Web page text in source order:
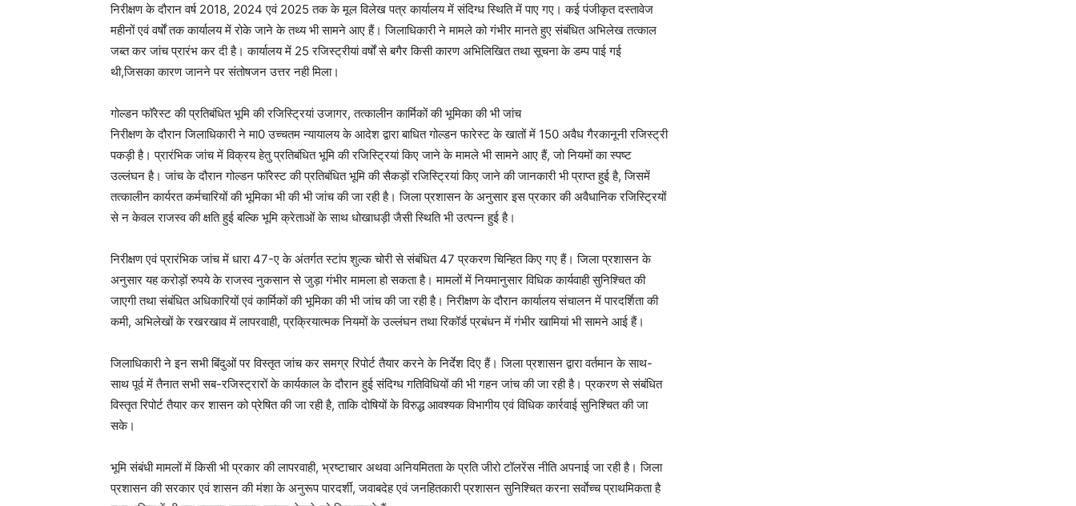
निरीक्षण के दौरान वर्ष 2018, 2024 एवं 2025 तक के मूल विलेख पत्र कार्यालय में संदिग्ध स्थिति में पाए गए। कई पंजीकृत दस्तावेज
महीनों एवं वर्षों तक कार्यालय में रोके जाने के तथ्य भी सामने आए हैं। जिलाधिकारी ने मामले को गंभीर मानते हुए संबंधित अभिलेख तत्काल
जब्त कर जांच प्रारंभ कर दी है। कार्यालय में 25 रजिस्ट्रीयां वर्षों से बगैर किसी कारण अभिलिखित तथा सूचना के डम्प पाई गई
थी,जिसका कारण जानने पर संतोषजन उत्तर नही मिला।
गोल्डन फॉरेस्ट की प्रतिबंधित भूमि की रजिस्ट्रियां उजागर, तत्कालीन कार्मिकों की भूमिका की भी जांच
निरीक्षण के दौरान जिलाधिकारी ने मा0 उच्चतम न्यायालय के आदेश द्वारा बाधित गोल्डन फारेस्ट के खातों में 150 अवैध गैरकानूनी रजिस्ट्री
पकड़ी है। प्रारंभिक जांच में विक्रय हेतु प्रतिबंधित भूमि की रजिस्ट्रियां किए जाने के मामले भी सामने आए हैं, जो नियमों का स्पष्ट
उल्लंघन है। जांच के दौरान गोल्डन फॉरेस्ट की प्रतिबंधित भूमि की सैकड़ों रजिस्ट्रियां किए जाने की जानकारी भी प्राप्त हुई है, जिसमें
तत्कालीन कार्यरत कर्मचारियों की भूमिका भी की भी जांच की जा रही है। जिला प्रशासन के अनुसार इस प्रकार की अवैधानिक रजिस्ट्रियों
से न केवल राजस्व की क्षति हुई बल्कि भूमि क्रेताओं के साथ धोखाधड़ी जैसी स्थिति भी उत्पन्न हुई है।
निरीक्षण एवं प्रारंभिक जांच में धारा 47-ए के अंतर्गत स्टांप शुल्क चोरी से संबंधित 47 प्रकरण चिन्हित किए गए हैं। जिला प्रशासन के
अनुसार यह करोड़ों रुपये के राजस्व नुकसान से जुड़ा गंभीर मामला हो सकता है। मामलों में नियमानुसार विधिक कार्यवाही सुनिश्चित की
जाएगी तथा संबंधित अधिकारियों एवं कार्मिकों की भूमिका की भी जांच की जा रही है। निरीक्षण के दौरान कार्यालय संचालन में पारदर्शिता की
कमी, अभिलेखों के रखरखाव में लापरवाही, प्रक्रियात्मक नियमों के उल्लंघन तथा रिकॉर्ड प्रबंधन में गंभीर खामियां भी सामने आई हैं।
जिलाधिकारी ने इन सभी बिंदुओं पर विस्तृत जांच कर समग्र रिपोर्ट तैयार करने के निर्देश दिए हैं। जिला प्रशासन द्वारा वर्तमान के साथ-
साथ पूर्व में तैनात सभी सब-रजिस्ट्रारों के कार्यकाल के दौरान हुई संदिग्ध गतिविधियों की भी गहन जांच की जा रही है। प्रकरण से संबंधित
विस्तृत रिपोर्ट तैयार कर शासन को प्रेषित की जा रही है, ताकि दोषियों के विरुद्ध आवश्यक विभागीय एवं विधिक कार्रवाई सुनिश्चित की जा
सके।
भूमि संबंधी मामलों में किसी भी प्रकार की लापरवाही, भ्रष्टाचार अथवा अनियमितता के प्रति जीरो टॉलरेंस नीति अपनाई जा रही है। जिला
प्रशासन की सरकार एवं शासन की मंशा के अनुरूप पारदर्शी, जवाबदेह एवं जनहितकारी प्रशासन सुनिश्चित करना सर्वाेच्च प्राथमिकता है